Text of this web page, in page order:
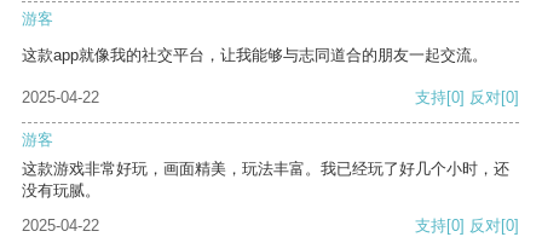
游客
这款app就像我的社交平台，让我能够与志同道合的朋友一起交流。
2025-04-22 支持[0] 反对[0]
游客
这款游戏非常好玩，画面精美，玩法丰富。我已经玩了好几个小时，还
没有玩腻。
2025-04-22
支持[0] 反对[0]